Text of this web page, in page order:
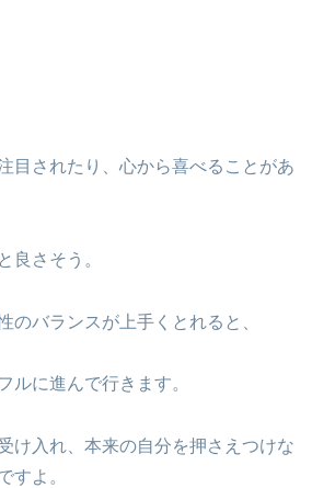
目されたり、心から喜べることがあ
良さそう。
のバランスが上手くとれると、
ルに進んで行きます。
け入れ、本来の自分を押さえつけな
すよ。